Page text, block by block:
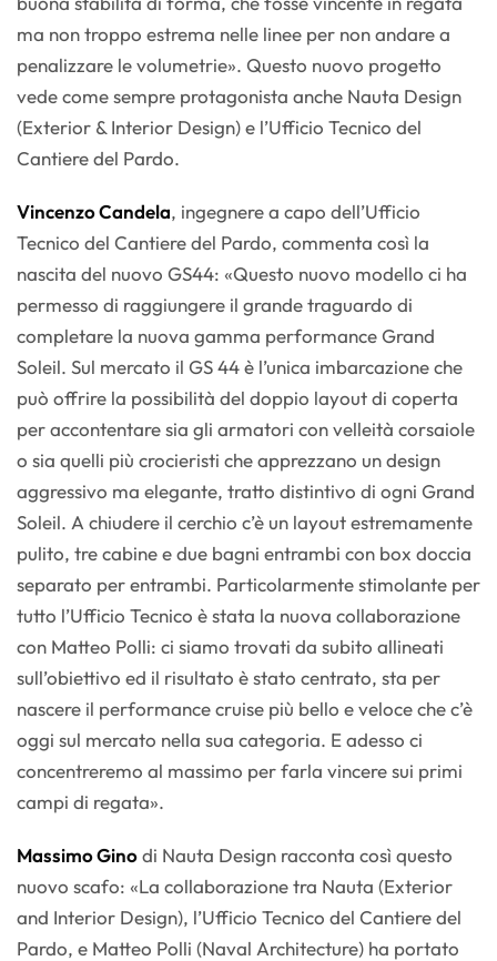
ma non troppo estrema nelle linee per non andare a
penalizzare le volumetrie». Questo nuovo progetto
vede come sempre protagonista anche Nauta Design
(Exterior & Interior Design) e l’Ufficio Tecnico del
Cantiere del Pardo.
Vincenzo Candela, ingegnere a capo dell’Ufficio
Tecnico del Cantiere del Pardo, commenta così la
nascita del nuovo GS44: «Questo nuovo modello ci ha
permesso di raggiungere il grande traguardo di
completare la nuova gamma performance Grand
Soleil. Sul mercato il GS 44 è l’unica imbarcazione che
può offrire la possibilità del doppio layout di coperta
per accontentare sia gli armatori con velleità corsaiole
o sia quelli più crocieristi che apprezzano un design
aggressivo ma elegante, tratto distintivo di ogni Grand
Soleil. A chiudere il cerchio c’è un layout estremamente
pulito, tre cabine e due bagni entrambi con box doccia
separato per entrambi. Particolarmente stimolante per
tutto l’Ufficio Tecnico è stata la nuova collaborazione
con Matteo Polli: ci siamo trovati da subito allineati
sull’obiettivo ed il risultato è stato centrato, sta per
nascere il performance cruise più bello e veloce che c’è
oggi sul mercato nella sua categoria. E adesso ci
concentreremo al massimo per farla vincere sui primi
campi di regata».
Massimo Ginodi Nauta Design racconta così questo
nuovo scafo: «La collaborazione tra Nauta (Exterior
and Interior Design), l’Ufficio Tecnico del Cantiere del
Pardo, e Matteo Polli (Naval Architecture) ha portato